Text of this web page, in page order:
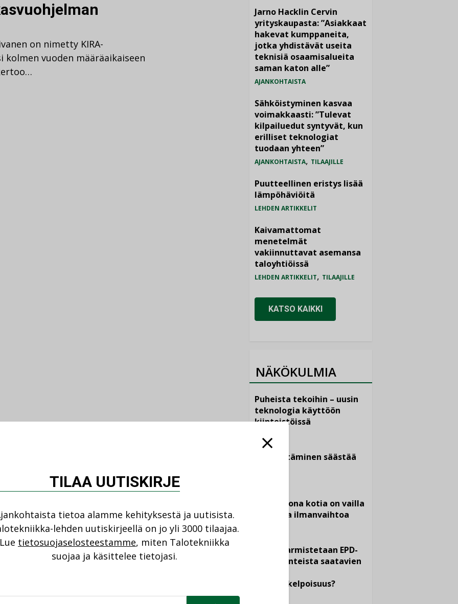
on nimetty KIRA-
vuoden määräaikaiseen
Jarno Hacklin Cervin
yrityskaupasta: ”Asiakkaat
hakevat kumppaneita,
jotka yhdistävät useita
teknisiä osaamisalueita
saman katon alle”
AJANKOHTAISTA
Sähköistyminen kasvaa
voimakkaasti: ”Tulevat
kilpailuedut syntyvät, kun
erilliset teknologiat
tuodaan yhteen”
AJANKOHTAISTA, TILAAJILLE
Puutteellinen eristys lisää
lämpöhäviöitä
LEHDEN ARTIKKELIT
Kaivamattomat
menetelmät
vakiinnuttavat asemansa
taloyhtiöissä
LEHDEN ARTIKKELIT, TILAAJILLE
KATSO KAIKKI
NÄKÖKULMIA
Puheista tekoihin – uusin
teknologia käyttöön
kiinteistöissä
Sähköistäminen säästää
Yli miljoona kotia on vailla
toimivaa ilmanvaihtoa
Miten varmistetaan EPD-
dokumenteista saatavien
vertailukelpoisuus?
TILAA UUTISKIRJE
tietoa alamme kehityksestä ja uutisista.
lehden uutiskirjeellä on jo yli 3000 tilaajaa.
Lue tietosuojaselosteestamme, miten Talotekniikka
suojaa ja käsittelee tietojasi.